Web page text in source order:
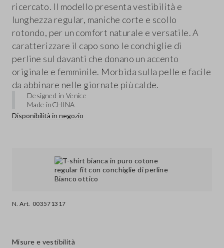
N. Art. 003571317
ricercato. Il modello presenta vestibilità e
lunghezza regular, maniche corte e scollo
rotondo, per un comfort naturale e versatile. A
caratterizzare il capo sono le conchiglie di
perline sul davanti che donano un accento
originale e femminile. Morbida sulla pelle e facile
da abbinare nelle giornate più calde.
Designed in Venice
Made inCHINA
Disponibilità in negozio
Misure e vestibilità